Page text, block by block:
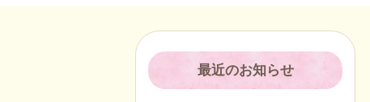
最近のお知らせ